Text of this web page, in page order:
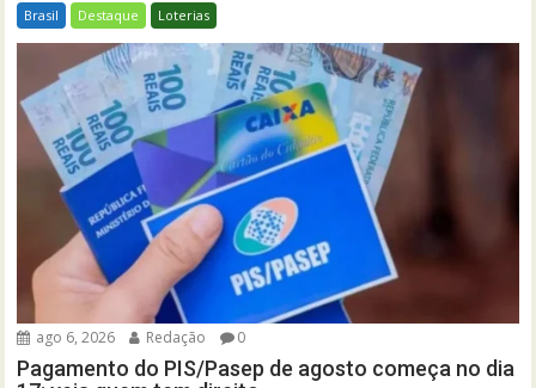
Brasil Destaque Loterias
ago 6, 2026 Redação 0
Pagamento do PIS/Pasep de agosto começa no dia